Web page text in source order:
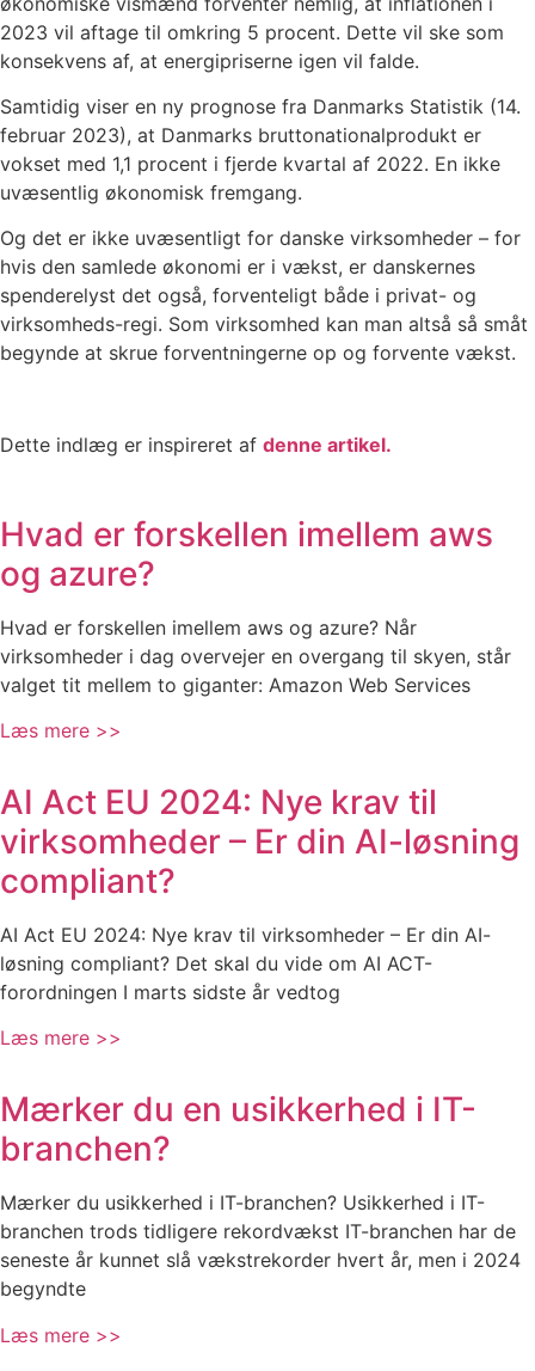
2023 vil aftage til omkring 5 procent. Dette vil ske som
konsekvens af, at energipriserne igen vil falde.
Samtidig viser en ny prognose fra Danmarks Statistik (14.
februar 2023), at Danmarks bruttonationalprodukt er
vokset med 1,1 procent i fjerde kvartal af 2022. En ikke
uvæsentlig økonomisk fremgang.
Og det er ikke uvæsentligt for danske virksomheder – for
hvis den samlede økonomi er i vækst, er danskernes
spenderelyst det også, forventeligt både i privat- og
virksomheds-regi. Som virksomhed kan man altså så småt
begynde at skrue forventningerne op og forvente vækst.
Dette indlæg er inspireret af denne artikel.
Hvad er forskellen imellem aws
og azure?
Hvad er forskellen imellem aws og azure? Når
virksomheder i dag overvejer en overgang til skyen, står
valget tit mellem to giganter: Amazon Web Services
Læs mere >>
AI Act EU 2024: Nye krav til
virksomheder – Er din AI-løsning
compliant?
AI Act EU 2024: Nye krav til virksomheder – Er din AI-
løsning compliant? Det skal du vide om AI ACT-
forordningen I marts sidste år vedtog
Læs mere >>
Mærker du en usikkerhed i IT-
branchen?
Mærker du usikkerhed i IT-branchen? Usikkerhed i IT-
branchen trods tidligere rekordvækst IT-branchen har de
seneste år kunnet slå vækstrekorder hvert år, men i 2024
begyndte
Læs mere >>